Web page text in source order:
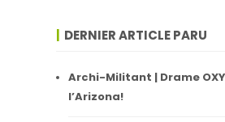
DERNIER ARTICLE PARU
Archi-Militant | Drame
l’Arizona!